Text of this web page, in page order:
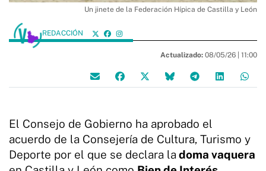
Un jinete de la Federación Hípica de Castilla y León
REDACCIÓN
Actualizado: 08/05/26 | 11:00
El Consejo de Gobierno ha aprobado el
acuerdo de la Consejería de Cultura, Turismo y
Deporte por el que se declara la doma vaquera